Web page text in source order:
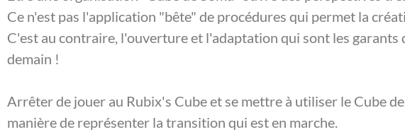
Ce n'est pas l'application "bête" de procédures qui permet la
C'est au contraire, l'ouverture et l'adaptation qui sont les garants
demain !
Arrêter de jouer au Rubix's Cube et se mettre à utiliser le Cube
manière de représenter la transition qui est en marche.